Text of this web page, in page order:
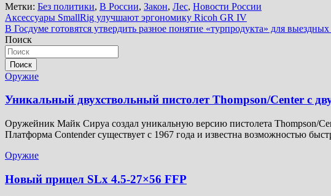
Метки: Без политики, В России, Закон, Лес, Новости России
Навигация
по
записям
Аксессуары SmallRig улучшают эргономику Ricoh GR IV
В Госдуме готовятся утвердить разное понятие «турпродукта» для
Поиск
Поиск
Оружие
Уникальный двухствольный пистолет Thompson/Center с
Оружейник Майк Сируа создал уникальную версию пистолета Thompson/
Платформа Contender существует с 1967 года и известна возможностью
Оружие
Новый прицел SLx 4.5-27×56 FFP